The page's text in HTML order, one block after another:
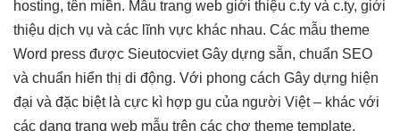
hosting, tên miền. Mẫu trang web giới thiệu c.ty và c.ty, giới
thiệu dịch vụ và các lĩnh vực khác nhau. Các mẫu theme
Word press được Sieutocviet Gây dựng sẵn, chuẩn SEO
và chuẩn hiển thị di động. Với phong cách Gây dựng hiện
đại và đặc biệt là cực kì hợp gu của người Việt – khác với
các dạng trang web mẫu trên các chợ theme template.